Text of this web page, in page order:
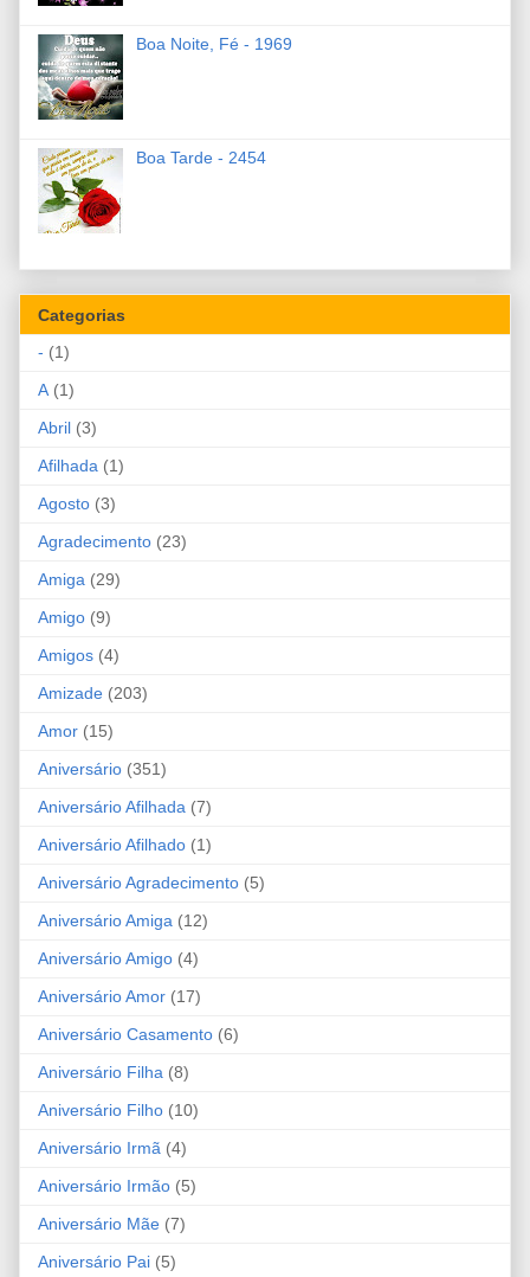
Boa Noite, Fé - 1969
Boa Tarde - 2454
Categorias
- (1)
A (1)
Abril (3)
Afilhada (1)
Agosto (3)
Agradecimento (23)
Amiga (29)
Amigo (9)
Amigos (4)
Amizade (203)
Amor (15)
Aniversário (351)
Aniversário Afilhada (7)
Aniversário Afilhado (1)
Aniversário Agradecimento (5)
Aniversário Amiga (12)
Aniversário Amigo (4)
Aniversário Amor (17)
Aniversário Casamento (6)
Aniversário Filha (8)
Aniversário Filho (10)
Aniversário Irmã (4)
Aniversário Irmão (5)
Aniversário Mãe (7)
Aniversário Pai (5)